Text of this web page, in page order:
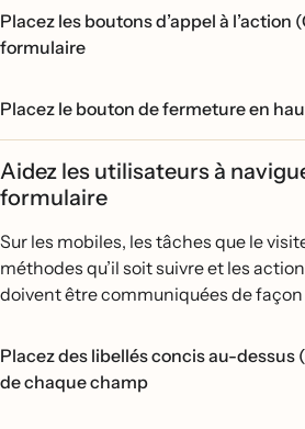
Placez les boutons d’appel à l’action
formulaire
Placez le bouton de fermeture en
Aidez les utilisateurs à
formulaire
Sur les mobiles, les tâches que le
méthodes qu’il soit suivre et les
doivent être communiquées de façon
Placez des libellés concis au-dessus
de chaque champ